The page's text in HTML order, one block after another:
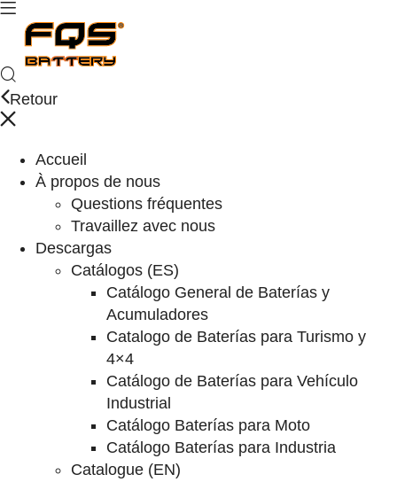
Retour
Accueil
À propos de nous
Questions fréquentes
Travaillez avec nous
Descargas
Catálogos (ES)
Catálogo General de Baterías y
Acumuladores
Catalogo de Baterías para Turismo y
4×4
Catálogo de Baterías para Vehículo
Industrial
Catálogo Baterías para Moto
Catálogo Baterías para Industria
Catalogue (EN)